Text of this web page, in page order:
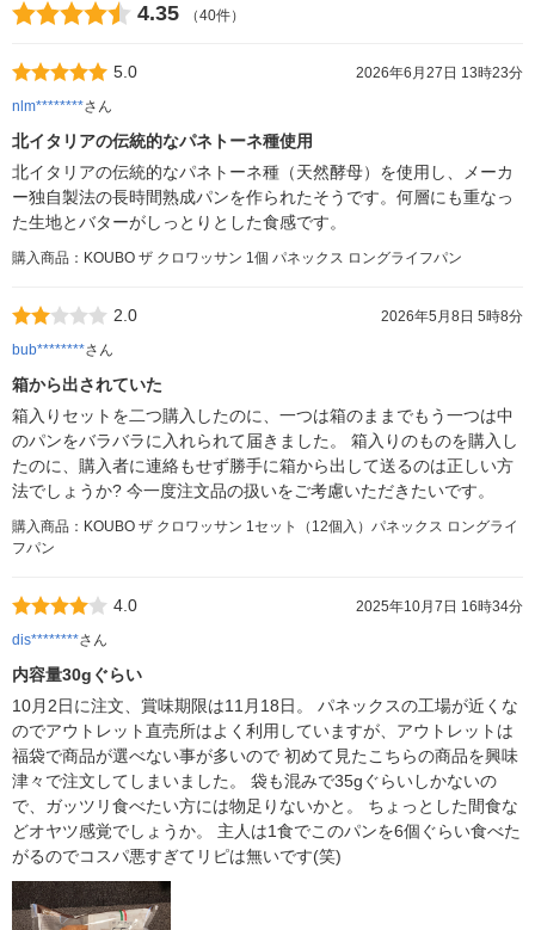
4.35 （40件）
5.0
2026年6月27日 13時23分
nlm********さん
北イタリアの伝統的なパネトーネ種使用
北イタリアの伝統的なパネトーネ種（天然酵母）を使用し、メーカ
ー独自製法の長時間熟成パンを作られたそうです。何層にも重なっ
た生地とバターがしっとりとした食感です。
購入商品：KOUBO ザ クロワッサン 1個 パネックス ロングライフパン
2.0
2026年5月8日 5時8分
bub********さん
箱から出されていた
箱入りセットを二つ購入したのに、一つは箱のままでもう一つは中
のパンをバラバラに入れられて届きました。 箱入りのものを購入し
たのに、購入者に連絡もせず勝手に箱から出して送るのは正しい方
法でしょうか? 今一度注文品の扱いをご考慮いただきたいです。
購入商品：KOUBO ザ クロワッサン 1セット（12個入）パネックス ロングライ
フパン
4.0
2025年10月7日 16時34分
dis********さん
内容量30gぐらい
10月2日に注文、賞味期限は11月18日。 パネックスの工場が近くな
のでアウトレット直売所はよく利用していますが、アウトレットは
福袋で商品が選べない事が多いので 初めて見たこちらの商品を興味
津々で注文してしまいました。 袋も混みで35gぐらいしかないの
で、ガッツリ食べたい方には物足りないかと。 ちょっとした間食な
どオヤツ感覚でしょうか。 主人は1食でこのパンを6個ぐらい食べた
がるのでコスパ悪すぎてリピは無いです(笑)